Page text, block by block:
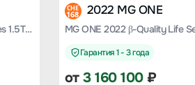
MG ONE 2022 β-Quality Life Series 1.5T large meets Version 1078
CHE
168 2022 MG ONE
Гарантия 1 - 3 года
от3 160 100₽